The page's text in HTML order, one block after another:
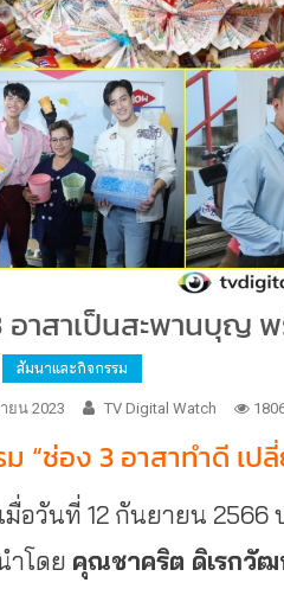
อาสาเป็นสะพานบุญ พ
สัมนาและกิจกรรม
ยน 2023 TV Digital Watch
“ช่อง 3 อาสาทำดี เ
ที่ 12 กันยายน 2566 บ
ำโดย คุณชาคริต ดิเรกวัฒ